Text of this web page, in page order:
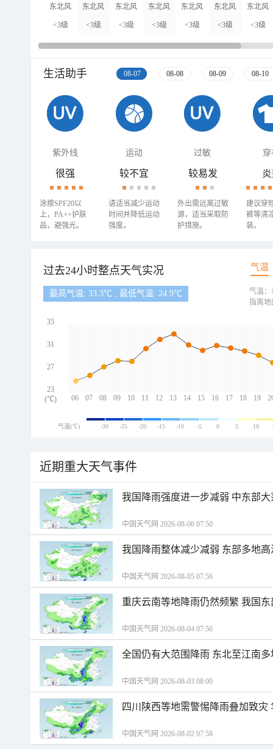
东北风
<3级
东北风
<3级
东北风
<3级
东北风
<3级
东北风
<3级
东北风
<3级
东北风
<3级
生活助手 08-07 08-08 08-09 08-10
紫外线 运动 过敏 穿
很强
涂擦SPF20以
上，PA++护肤
品，避强光。
较不宜
请适当减少运动
时间并降低运动
强度。
较易发
外出需远离过敏
源，适当采取防
护措施。
建议穿
裤等清
装。
过去24小时整点天气实况 气温
最高气温: 33.3℃ , 最低气温: 24.9℃
06 07 08 09 10 11 12 13 14 15 16 17 18 19
35
31
27
23
(℃)
气温：
指离地
气温(℃) -30 -25 -20 -15 -10 -5 0 5 10
近期重大天气事件
我国降雨强度进一步减弱 中东部
中国天气网 2026-08-06 07:50
我国降雨整体减少减弱 东部多地
中国天气网 2026-08-05 07:56
重庆云南等地降雨仍然频繁 我国
中国天气网 2026-08-04 07:56
全国仍有大范围降雨 东北至江南
中国天气网 2026-08-03 08:00
四川陕西等地需警惕降雨叠加致
中国天气网 2026-08-02 07:58